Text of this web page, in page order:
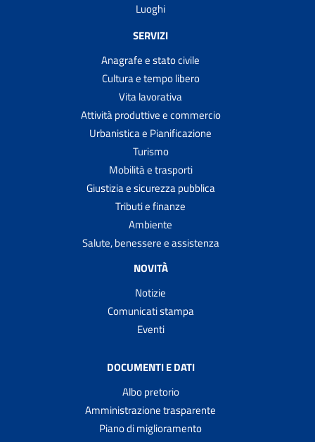
Luoghi
SERVIZI
Anagrafe e stato civile
Cultura e tempo libero
Vita lavorativa
Attività produttive e commercio
Urbanistica e Pianificazione
Turismo
Mobilità e trasporti
Giustizia e sicurezza pubblica
Tributi e finanze
Ambiente
Salute, benessere e assistenza
NOVITÀ
Notizie
Comunicati stampa
Eventi
DOCUMENTI E DATI
Albo pretorio
Amministrazione trasparente
Piano di miglioramento